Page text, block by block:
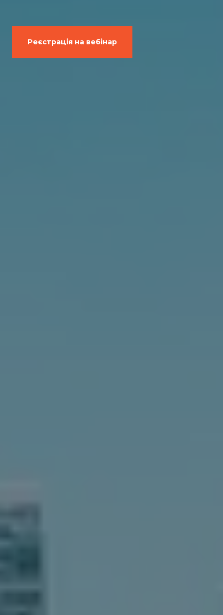
Реєстрація на вебінар